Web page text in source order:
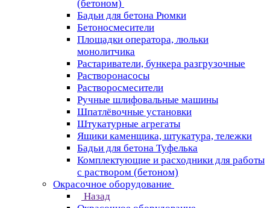
(бетоном)
Бадьи для бетона Рюмки
Бетоносмесители
Площадки оператора, люльки
монолитчика
Растариватели, бункера разгрузочные
Растворонасосы
Растворосмесители
Ручные шлифовальные машины
Шпатлёвочные установки
Штукатурные агрегаты
Ящики каменщика, штукатура, тележки
Бадьи для бетона Туфелька
Комплектующие и расходники для работы
с раствором (бетоном)
Окрасочное оборудование
Назад